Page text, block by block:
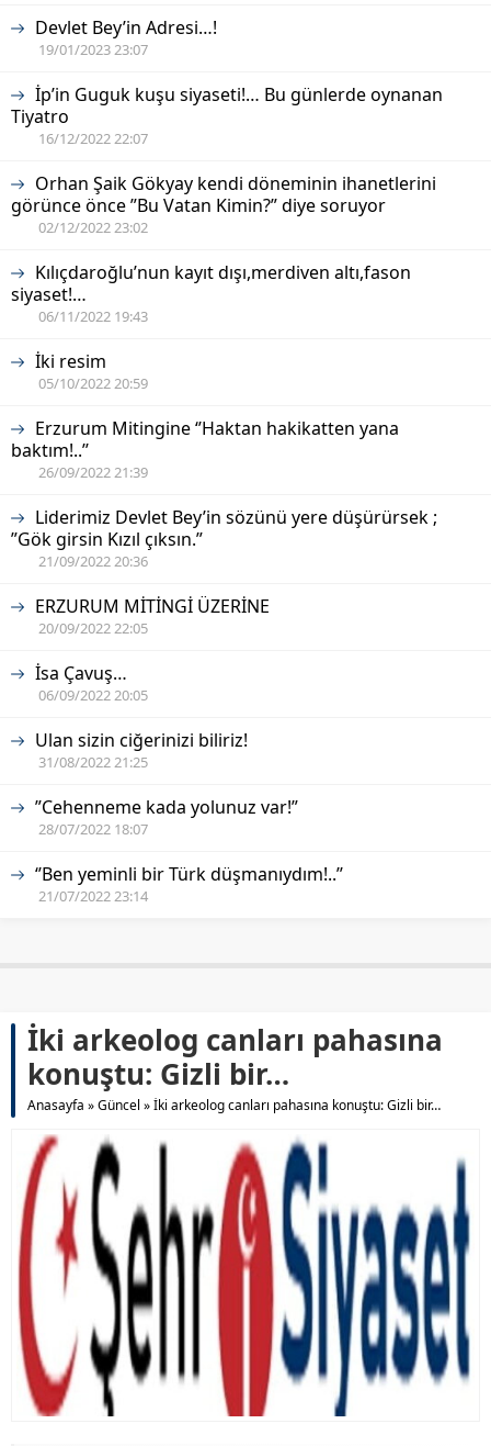
Devlet Bey’in Adresi…!
19/01/2023 23:07
İp’in Guguk kuşu siyaseti!… Bu günlerde oynanan
Tiyatro
16/12/2022 22:07
Orhan Şaik Gökyay kendi döneminin ihanetlerini
görünce önce ”Bu Vatan Kimin?” diye soruyor
02/12/2022 23:02
Kılıçdaroğlu’nun kayıt dışı,merdiven altı,fason
siyaset!…
06/11/2022 19:43
İki resim
05/10/2022 20:59
Erzurum Mitingine ‘’Haktan hakikatten yana
baktım!..’’
26/09/2022 21:39
Liderimiz Devlet Bey’in sözünü yere düşürürsek ;
”Gök girsin Kızıl çıksın.”
21/09/2022 20:36
ERZURUM MİTİNGİ ÜZERİNE
20/09/2022 22:05
İsa Çavuş…
06/09/2022 20:05
Ulan sizin ciğerinizi biliriz!
31/08/2022 21:25
”Cehenneme kada yolunuz var!”
28/07/2022 18:07
‘’Ben yeminli bir Türk düşmanıydım!..’’
21/07/2022 23:14
İki arkeolog canları pahasına
konuştu: Gizli bir…
Anasayfa »Güncel »İki arkeolog canları pahasına konuştu: Gizli bir…